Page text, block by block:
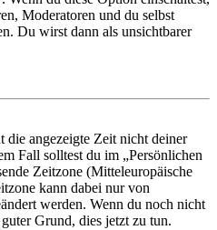
Moderatoren und du selbst
Du wirst dann als unsichtbarer
die angezeigte Zeit nicht deiner
Fall solltest du im „Persönlichen
Zeitzone (Mitteleuropäische
kann dabei nur von
werden. Wenn du noch nicht
Grund, dies jetzt zu tun.